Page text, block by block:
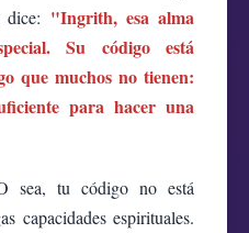
"Ingrith, esa alma
Su código está
que muchos no tienen:
para hacer una
sea, tu código no está
capacidades espirituales.